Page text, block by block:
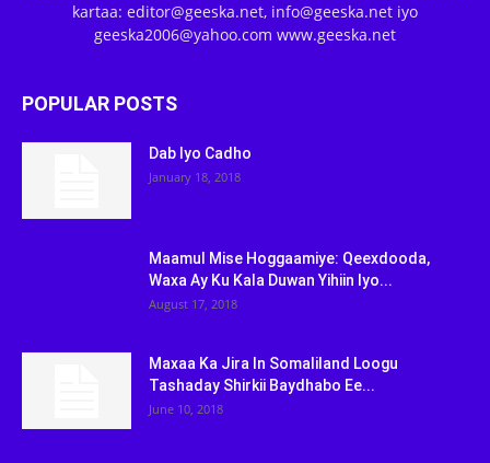
kartaa: editor@geeska.net, info@geeska.net iyo
geeska2006@yahoo.com www.geeska.net
POPULAR POSTS
Dab Iyo Cadho
January 18, 2018
Maamul Mise Hoggaamiye: Qeexdooda,
Waxa Ay Ku Kala Duwan Yihiin Iyo...
August 17, 2018
Maxaa Ka Jira In Somaliland Loogu
Tashaday Shirkii Baydhabo Ee...
June 10, 2018